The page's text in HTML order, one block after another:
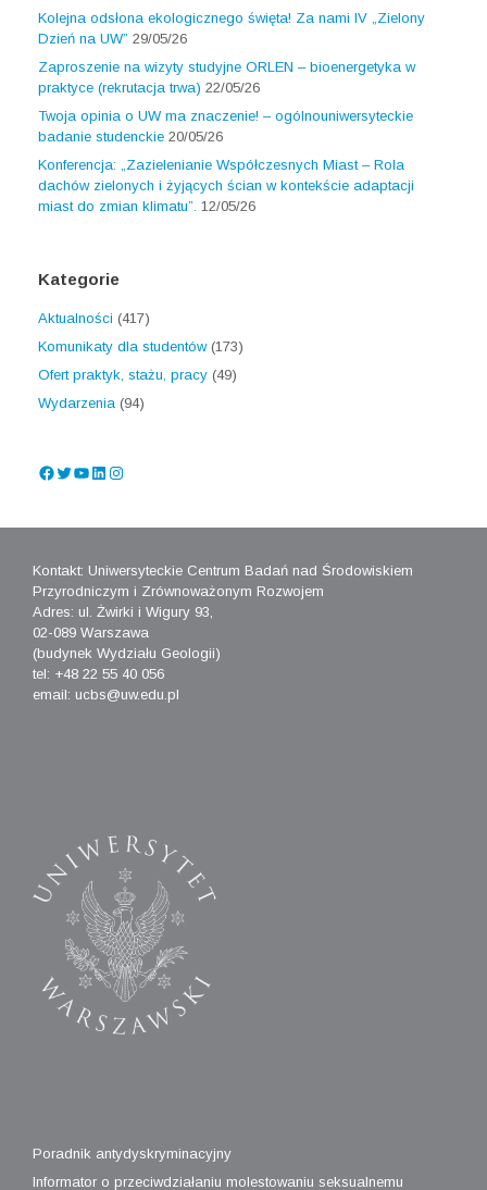
Kolejna odsłona ekologicznego święta! Za nami IV „Zielony
Dzień na UW” 29/05/26
Zaproszenie na wizyty studyjne ORLEN – bioenergetyka w
praktyce (rekrutacja trwa) 22/05/26
Twoja opinia o UW ma znaczenie! – ogólnouniwersyteckie
badanie studenckie 20/05/26
Konferencja: „Zazielenianie Współczesnych Miast – Rola
dachów zielonych i żyjących ścian w kontekście adaptacji
miast do zmian klimatu”. 12/05/26
Kategorie
Aktualności (417)
Komunikaty dla studentów(173)
Ofert praktyk, stażu, pracy (49)
Wydarzenia (94)
Facebook
Twitter
YouTube
LinkedIn
Instagram
Kontakt: Uniwersyteckie Centrum Badań nad Środowiskiem
Przyrodniczym i Zrównoważonym Rozwojem
Adres: ul. Żwirki i Wigury 93,
02-089 Warszawa
(budynek Wydziału Geologii)
tel: +48 22 55 40 056
email: ucbs@uw.edu.pl
Poradnik antydyskryminacyjny
Informator o przeciwdziałaniu molestowaniu seksualnemu